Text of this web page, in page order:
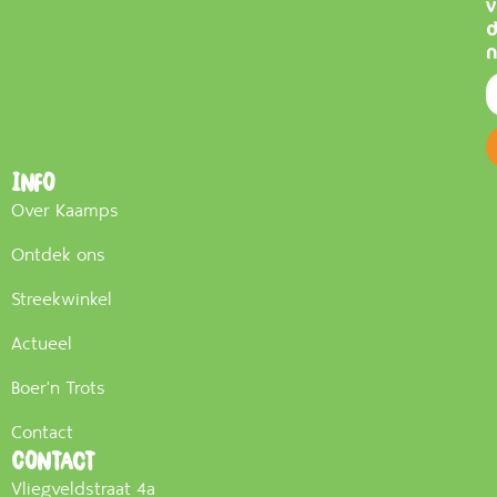
Info
Over Kaamps
Ontdek ons
Streekwinkel
Actueel
Boer'n Trots
Contact
Contact
Vliegveldstraat 4a